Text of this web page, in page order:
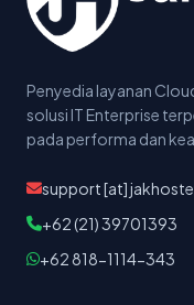
Penyedia layanan
solusi IT Enterprise
pada performa dan
support [at]
+62 (21) 39701393
+62 818-1114-343